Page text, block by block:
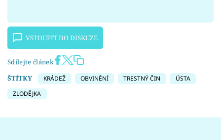
VSTOUPIT DO DISKUZE
Sdílejte článek
ŠTÍTKY
KRÁDEŽ OBVINĚNÍ TRESTNÝ ČIN
ÚSTA
ZLODĚJKA